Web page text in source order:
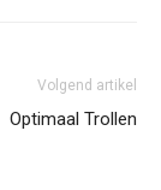
Volgend artikel
Optimaal Trollen